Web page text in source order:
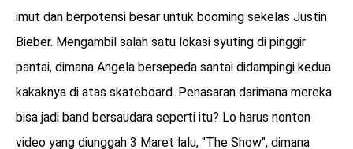
imut dan berpotensi besar untuk booming sekelas Justin
Bieber. Mengambil salah satu lokasi syuting di pinggir
pantai, dimana Angela bersepeda santai didampingi kedua
kakaknya di atas skateboard. Penasaran darimana mereka
bisa jadi band bersaudara seperti itu? Lo harus nonton
video yang diunggah 3 Maret lalu, "The Show", dimana